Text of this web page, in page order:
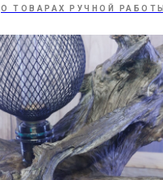
О ТОВАРАХ РУЧНОЙ РАБОТЫ